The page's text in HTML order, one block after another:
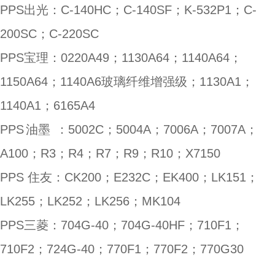
PPS出光：C-140HC；C-140SF；K-532P1；C-
200SC；C-220SC
PPS宝理：0220A49；1130A64；1140A64；
1150A64；1140A6玻璃纤维增强级；1130A1；
1140A1；6165A4
PPS油墨
：5002C；5004A；7006A；7007A；
A100；R3；R4；R7；R9；R10；X7150
PPS 住友：CK200；E232C；EK400；LK151；
LK255；LK252；LK256；MK104
PPS三菱：704G-40；704G-40HF；710F1；
710F2；724G-40；770F1；770F2；770G30